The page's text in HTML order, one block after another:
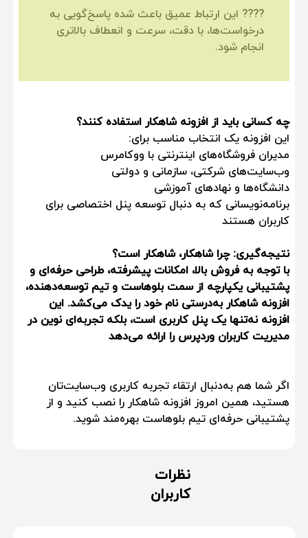
???? این ارتباط عمیق باعث شده پاسخ‌گویی به
درخواست‌ها، با دقت، سرعت و انعطاف بالاتری
انجام شود.
چه کسانی باید از افزونه شاهکار استفاده کنند؟
این افزونه یک انتخاب مناسب برای:
مدیران فروشگاه‌های اینترنتی با ووکامرس
وب‌سایت‌های شرکتی، سازمانی و دولتی
دانشگاه‌ها و نهادهای آموزشی
برنامه‌نویسانی که به دنبال توسعه پنل اختصاصی برای
کاربران هستند
نتیجه‌گیری: چرا شاهکار، شاهکار است؟
با توجه به فروش بالا، امکانات پیشرفته، طراحی حرفه‌ای و
پشتیبانی یکپارچه از سمت بلوهاست و تیم توسعه‌دهنده،
افزونه شاهکار به‌درستی نام خود را یدک می‌کشد. این
افزونه نه‌تنها یک پنل کاربری است، بلکه تجربه‌ای نوین در
مدیریت کاربران وردپرس را ارائه می‌دهد
اگر شما هم به‌دنبال ارتقاء تجربه کاربری وب‌سایت‌تان
هستید، همین امروز افزونه شاهکار را نصب کنید و از
پشتیبانی حرفه‌ای تیم بلوهاست بهره‌مند شوید.
نظرات
کاربران